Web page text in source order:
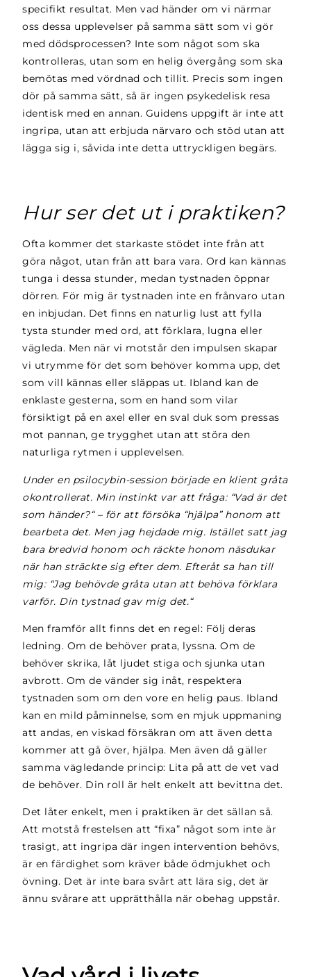
specifikt resultat. Men vad händer om vi närmar
oss dessa upplevelser på samma sätt som vi gör
med dödsprocessen? Inte som något som ska
kontrolleras, utan som en helig övergång som ska
bemötas med vördnad och tillit. Precis som ingen
dör på samma sätt, så är ingen psykedelisk resa
identisk med en annan. Guidens uppgift är inte att
ingripa, utan att erbjuda närvaro och stöd utan att
lägga sig i, såvida inte detta uttryckligen begärs.
Hur ser det ut i praktiken?
Ofta kommer det starkaste stödet inte från att
göra något, utan från att bara vara. Ord kan kännas
tunga i dessa stunder, medan tystnaden öppnar
dörren. För mig är tystnaden inte en frånvaro utan
en inbjudan. Det finns en naturlig lust att fylla
tysta stunder med ord, att förklara, lugna eller
vägleda. Men när vi motstår den impulsen skapar
vi utrymme för det som behöver komma upp, det
som vill kännas eller släppas ut. Ibland kan de
enklaste gesterna, som en hand som vilar
försiktigt på en axel eller en sval duk som pressas
mot pannan, ge trygghet utan att störa den
naturliga rytmen i upplevelsen.
Under en psilocybin-session började en klient gråta
okontrollerat. Min instinkt var att fråga: “Vad är det
som händer?“ – för att försöka “hjälpa” honom att
bearbeta det. Men jag hejdade mig. Istället satt jag
bara bredvid honom och räckte honom näsdukar
när han sträckte sig efter dem. Efteråt sa han till
mig: “Jag behövde gråta utan att behöva förklara
varför. Din tystnad gav mig det.“
Men framför allt finns det en regel: Följ deras
ledning. Om de behöver prata, lyssna. Om de
behöver skrika, låt ljudet stiga och sjunka utan
avbrott. Om de vänder sig inåt, respektera
tystnaden som om den vore en helig paus. Ibland
kan en mild påminnelse, som en mjuk uppmaning
att andas, en viskad försäkran om att även detta
kommer att gå över, hjälpa. Men även då gäller
samma vägledande princip: Lita på att de vet vad
de behöver. Din roll är helt enkelt att bevittna det.
Det låter enkelt, men i praktiken är det sällan så.
Att motstå frestelsen att “fixa” något som inte är
trasigt, att ingripa där ingen intervention behövs,
är en färdighet som kräver både ödmjukhet och
övning. Det är inte bara svårt att lära sig, det är
ännu svårare att upprätthålla när obehag uppstår.